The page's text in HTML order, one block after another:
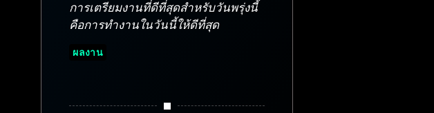
การเตรียมงานที่ดีที่สุดสำหรับวันพรุ่งนี้
คือการทำงานในวันนี้ให้ดีที่สุด
ผลงาน